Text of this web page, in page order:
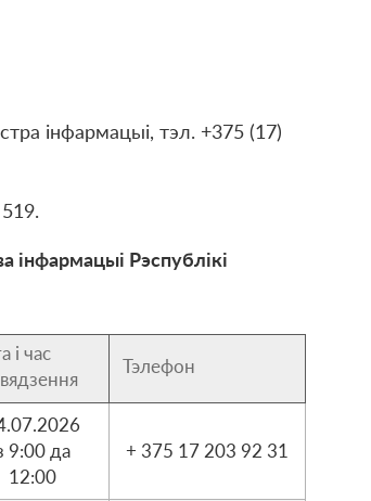
інфармацыі, тэл. +375 (17)
інфармацыі Рэспублікі
і час
Тэлефон
9:00 да
12:00
+ 375 17 203 92 31